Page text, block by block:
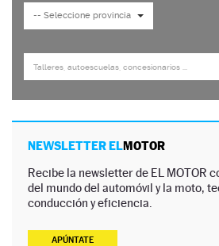
NEWSLETTER ELMOTOR
Recibe la newsletter de EL MOTOR
del mundo del automóvil y la moto,
conducción y eficiencia.
APÚNTATE